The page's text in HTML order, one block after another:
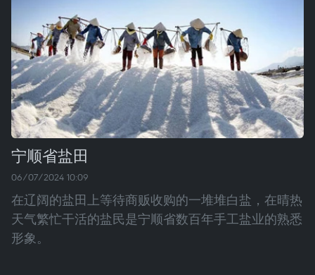
宁顺省盐田
06/07/2024 10:09
在辽阔的盐田上等待商贩收购的一堆堆白盐，在晴热
天气繁忙干活的盐民是宁顺省数百年手工盐业的熟悉
形象。